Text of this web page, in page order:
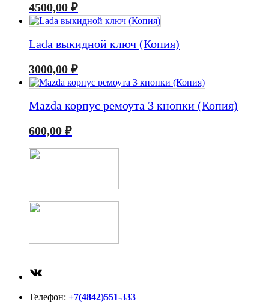
4500,00 ₽
Lada выкидной ключ (Копия)
3000,00 ₽
Mazda корпус ремоута 3 кнопки (Копия)
600,00 ₽
Телефон: +7(4842)551-333